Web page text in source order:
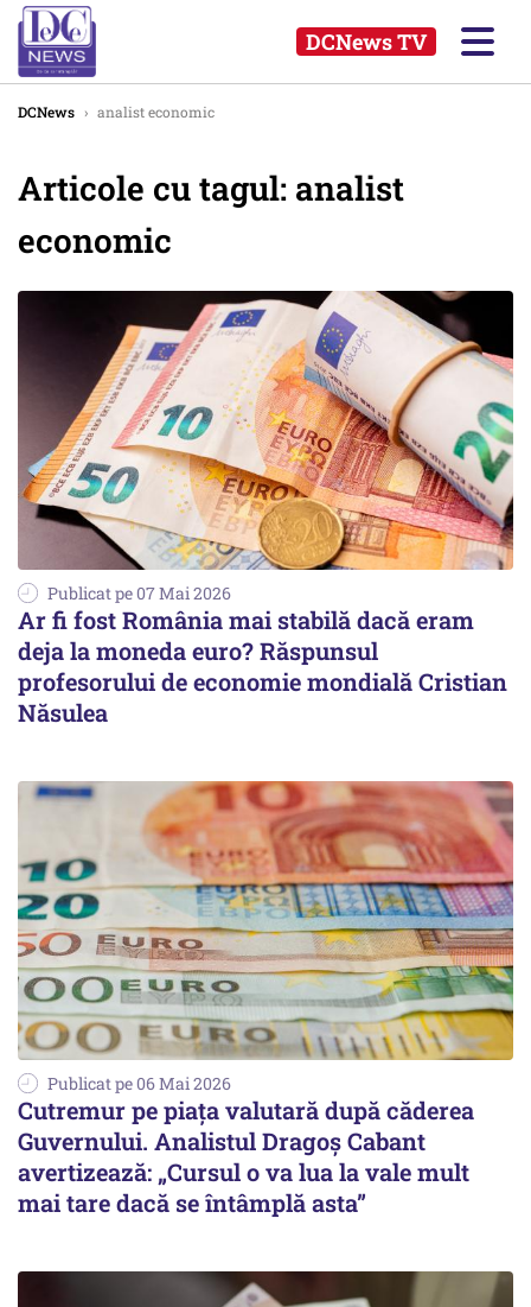
DCNews TV
DCNews › analist economic
Articole cu tagul: analist
economic
Publicat pe 07 Mai 2026
Ar fi fost România mai stabilă dacă eram
deja la moneda euro? Răspunsul
profesorului de economie mondială Cristian
Năsulea
Publicat pe 06 Mai 2026
Cutremur pe piața valutară după căderea
Guvernului. Analistul Dragoș Cabant
avertizează: „Cursul o va lua la vale mult
mai tare dacă se întâmplă asta”